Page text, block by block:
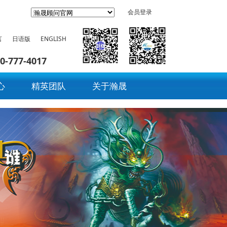
会员登录
日语版 ENGLISH
777-4017
精英团队 关于瀚晟